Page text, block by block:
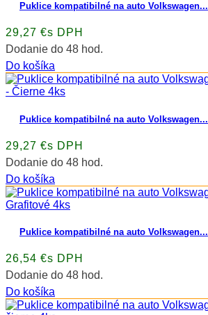
Puklice kompatibilné na auto Volkswagen...
29,27 €s DPH
Dodanie do 48 hod.
Do košíka
Puklice kompatibilné na auto Volkswagen...
29,27 €s DPH
Dodanie do 48 hod.
Do košíka
Puklice kompatibilné na auto Volkswagen...
26,54 €s DPH
Dodanie do 48 hod.
Do košíka